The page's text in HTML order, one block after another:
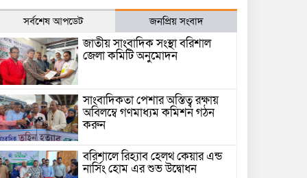
সর্বশেষ আপডেট জনপ্রিয় সংবাদ
জাতীয় সাংবাদিক সংস্থা বরিশাল
জেলা কমিটি অনুমোদন
সাংবাদিকতা পেশার অস্তিত্ব রক্ষায়
অবিলম্বে গণমাধ্যম কমিশন গঠন
করুন
বরিশালে রিহ্যাব হেলথ কেয়ার এন্ড
নার্সিং হোম এর শুভ উদ্বোধন